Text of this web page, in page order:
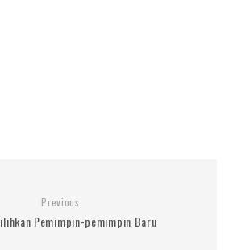
Previous
Pemimpin-pemimpin Baru